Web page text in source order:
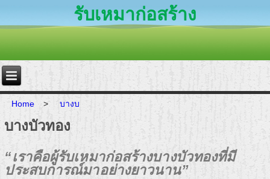
รับเหมาก่อสร้าง
Home > บางบ
บางบัวทอง
“เราคือผู้รับเหมาก่อสร้างบางบัวทองที่มี
ประสบการณ์มาอย่างยาวนาน”